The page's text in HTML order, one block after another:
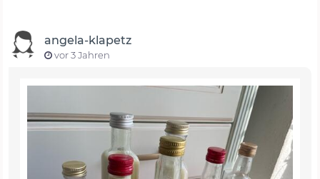
angela-klapetz
vor 3 Jahren